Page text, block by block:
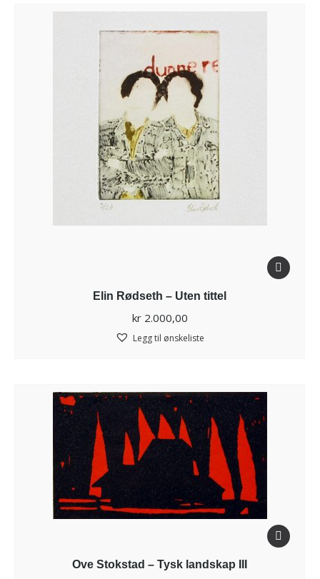
Elin Rødseth – Uten tittel
kr2.000,00
Legg til ønskeliste
Ove Stokstad – Tysk landskap III